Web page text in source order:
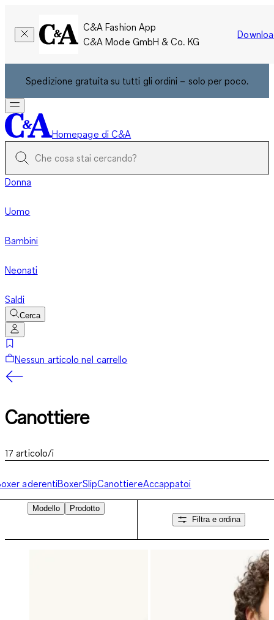
C&A Fashion App
C&A Mode GmbH & Co. KG
Spedizione gratuita su tutti gli ordini – solo per poco.
Homepage di C&A
Donna
Uomo
Bambini
Neonati
Saldi
Cerca
Nessun articolo nel carrello
Canottiere
17 articolo/i
aderentiBoxerSlipCanottiereAccappatoi
Modello
Prodotto
Filtra e ordina